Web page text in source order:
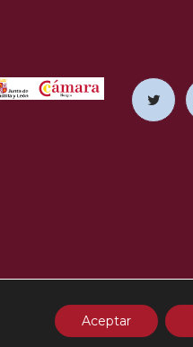
de Burgos
privacidad en RRSS
Aceptar